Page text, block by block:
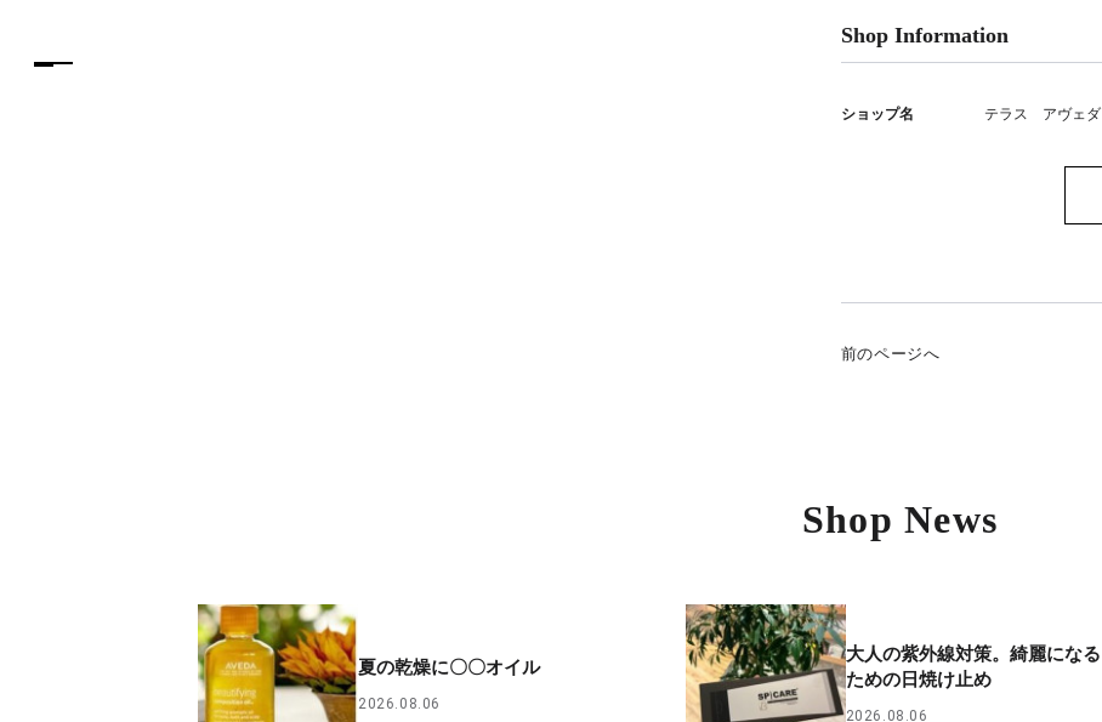
Shop Information
ショップ名 テラス アヴェダ
前のページへ
Shop News
夏の乾燥に〇〇オイル
2026.08.06
大人の紫外線対策。綺麗になる
ための日焼け止め
2026.08.06